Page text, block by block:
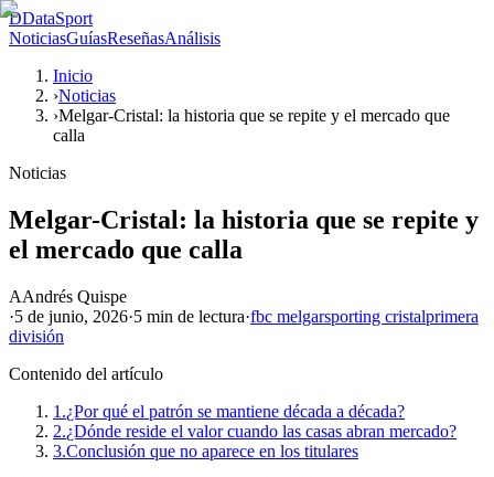
DDataSport
NoticiasGuíasReseñasAnálisis
Inicio
›Noticias
›Melgar-Cristal: la historia que se repite y el mercado que
calla
Noticias
Melgar-Cristal: la historia que se repite y
el mercado que calla
AAndrés Quispe
·5 de junio, 2026·5 min de lectura·fbc melgarsporting cristalprimera
división
Contenido del artículo
1.¿Por qué el patrón se mantiene década a década?
2.¿Dónde reside el valor cuando las casas abran mercado?
3.Conclusión que no aparece en los titulares